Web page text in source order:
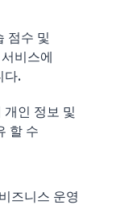
점수 및
비스에
다.
인 정보 및
할 수
비즈니스 운영